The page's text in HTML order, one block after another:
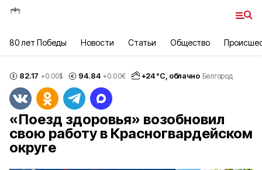
80 лет Победы Новости Статьи Общество
82.17 +0.00$ 94.84 +0.00€ +24°С, облачно Белгород
«Поезд здоровья» возобновил
свою работу в Красногвардейском
округе